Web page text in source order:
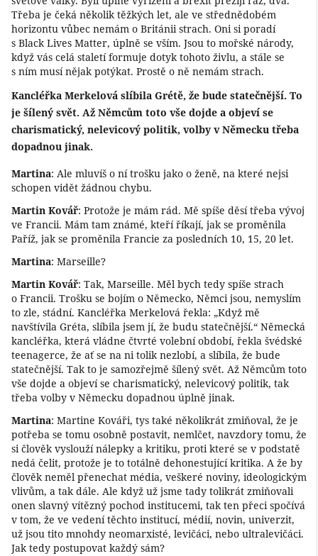
Třeba je čeká několik těžkých let, ale ve střednědobém
horizontu vůbec nemám o Británii strach. Oni si poradí
s Black Lives Matter, úplně se vším. Jsou to mořské národy,
když vás celá staletí formuje dotyk tohoto živlu, a stále se
s ním musí nějak potýkat. Prostě o ně nemám strach.
Kancléřka Merkelová slíbila Grétě, že bude statečnější. To
je šílený svět. Až Němcům toto vše dojde a objeví se
charismatický, nelevicový politik, volby v Německu třeba
dopadnou jinak.
Martina: Ale mluvíš o ní trošku jako o ženě, na které nejsi
schopen vidět žádnou chybu.
Martin Kovář: Protože je mám rád. Mě spíše děsí třeba vývoj
ve Francii. Mám tam známé, kteří říkají, jak se proměnila
Paříž, jak se proměnila Francie za posledních 10, 15, 20 let.
Martina: Marseille?
Martin Kovář: Tak, Marseille. Měl bych tedy spíše strach
o Francii. Trošku se bojím o Německo, Němci jsou, nemyslím
to zle, stádní. Kancléřka Merkelová řekla: „Když mě
navštívila Gréta, slíbila jsem jí, že budu statečnější.“ Německá
kancléřka, která vládne čtvrté volební období, řekla švédské
teenagerce, že ať se na ni tolik nezlobí, a slíbila, že bude
statečnější. Tak to je samozřejmě šílený svět. Až Němcům toto
vše dojde a objeví se charismatický, nelevicový politik, tak
třeba volby v Německu dopadnou úplně jinak.
Martina: Martine Kováři, tys také několikrát zmiňoval, že je
potřeba se tomu osobně postavit, nemlčet, navzdory tomu, že
si člověk vyslouží nálepky a kritiku, proti které se v podstatě
nedá čelit, protože je to totálně dehonestující kritika. A že by
člověk neměl přenechat média, veškeré noviny, ideologickým
vlivům, a tak dále. Ale když už jsme tady tolikrát zmiňovali
onen slavný vítězný pochod institucemi, tak ten přeci spočívá
v tom, že ve vedení těchto institucí, médií, novin, univerzit,
už jsou tito mnohdy neomarxisté, levičáci, nebo ultralevičáci.
Jak tedy postupovat každý sám?